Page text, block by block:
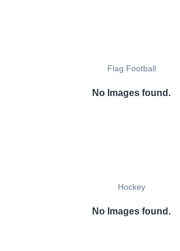
Flag Football
No Images found.
Hockey
No Images found.